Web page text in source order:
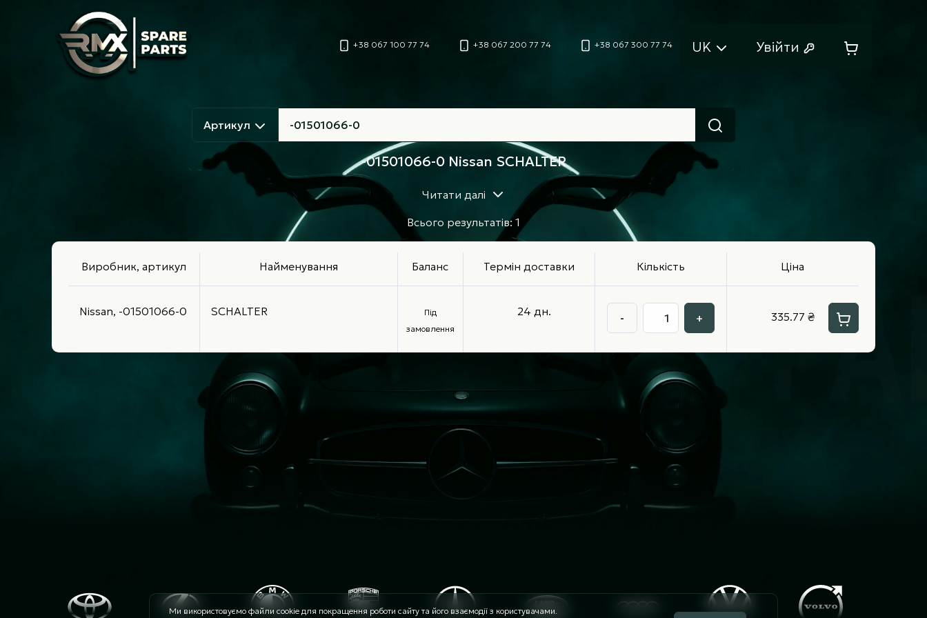
+38 067 100 77 74 +38 067 200 77 74 +38 067 300 77 74 UK Увійти
Артикул
-01501066-0 Nissan SCHALTER
Читати далі
Всього результатів: 1
Виробник, артикул Найменування Баланс Термін доставки Кількість Ціна
Nissan, -01501066-0 SCHALTER
Під
замовлення
24 дн. - + 335.77 ₴
Ми використовуємо файли cookie для покращення роботи сайту та його взаємодії з користувачами.